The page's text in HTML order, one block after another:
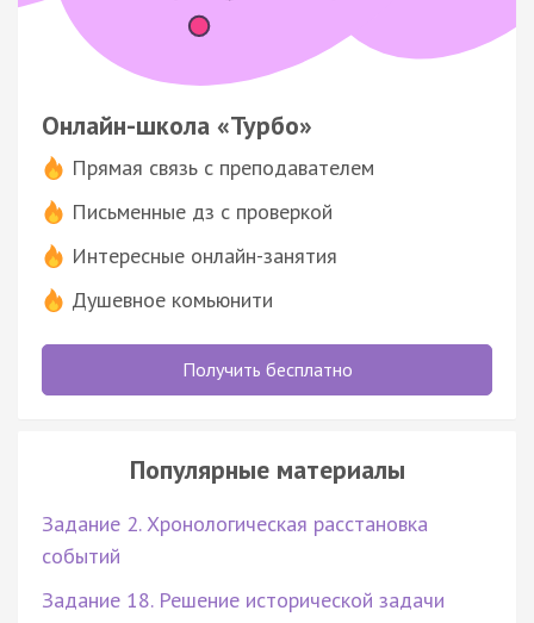
Онлайн-школа «Турбо»
Прямая связь с преподавателем
Письменные дз с проверкой
Интересные онлайн-занятия
Душевное комьюнити
Получить бесплатно
Популярные материалы
Задание 2. Хронологическая расстановка
событий
Задание 18. Решение исторической задачи